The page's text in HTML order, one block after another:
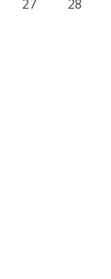
27 28